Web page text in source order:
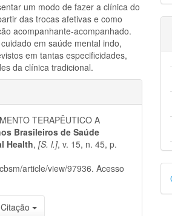
um modo de fazer a clínica do
das trocas afetivas e como
acompanhante-acompanhado.
em saúde mental indo,
em tantas especificidades,
da clínica tradicional.
TERAPÊUTICO A
Brasileiros de Saúde
Health,[S. l.], v. 15, n. 45, p.
article/view/97936. Acesso